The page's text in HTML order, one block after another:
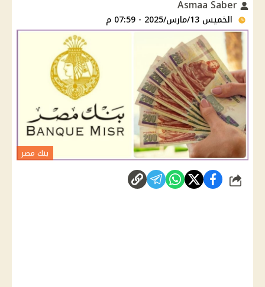
الخميس 13/مارس/2025 - 07:59 م
بنك مصر
شارك